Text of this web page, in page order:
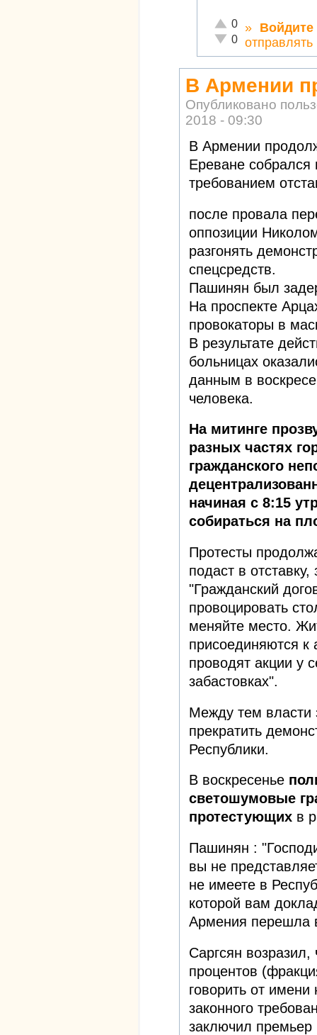
Отлично!
0
Неадекватно!
0
» Войдите
В Армении
Опубликовано
2018 - 09:30
В Армении
Ереване собрался
требованием
после провала
оппозиции
разгонять
спецсредств.
Пашинян был
На проспекте
провокаторы в
В результате
больницах
данным в
человека.
На митинге
разных частях
гражданского
начиная с 8:15
собираться на
Протесты
подаст в
"Гражданский
провоцировать
меняйте место.
присоединяются
проводят акции у
забастовках".
Между тем власти
прекратить
Республики.
В воскресенье
светошумовые
протестующих в
Пашинян :
вы не
не имеете в
которой вам
Армения перешла
Саргсян
процентов
говорить от
законного
заключил премьер